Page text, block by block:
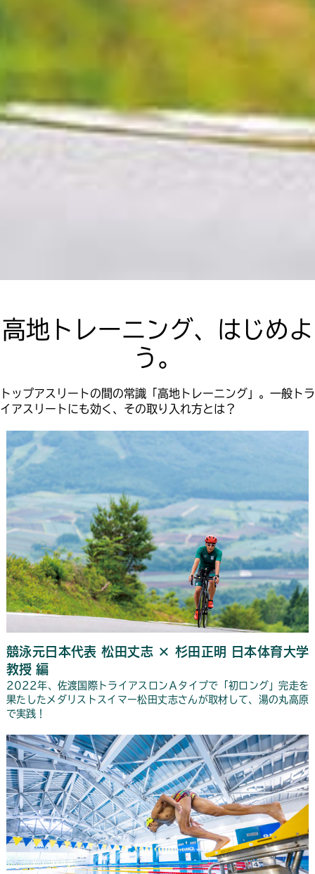
高地トレーニング、はじめよ
う。
トップアスリートの間の常識「高地トレーニング」。一般トラ
イアスリートにも効く、その取り入れ方とは？
競泳元日本代表 松田丈志 × 杉田正明 日本体育大学
教授 編
2022年、佐渡国際トライアスロンＡタイプで「初ロング」完走を
果たしたメダリストスイマー松田丈志さんが取材して、湯の丸高原
で実践！